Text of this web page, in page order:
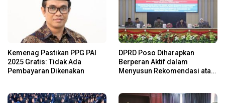
Kemenag Pastikan PPG PAI
2025 Gratis: Tidak Ada
Pembayaran Dikenakan
DPRD Poso Diharapkan
Berperan Aktif dalam
Menyusun Rekomendasi atas